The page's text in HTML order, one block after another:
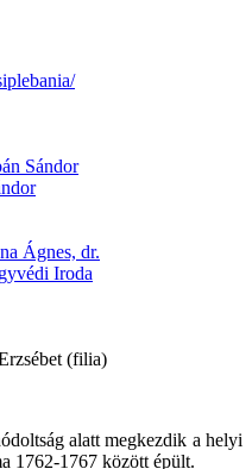
Sándor
Ágnes, dr.
Iroda
(filia)
alatt megkezdik a helyi
1762-1767 között épült.